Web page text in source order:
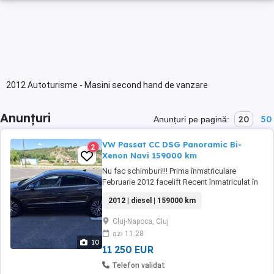
2012 Autoturisme - Masini second hand de vanzare
Anunțuri Anunțuri pe pagină: 20 50
10
2
VW Passat CC DSG Panoramic Bi-
Xenon Navi 159000 km
Nu fac schimburi!!! Prima înmatriculare
Februarie 2012 facelift Recent înmatriculat în
Distribuţia schimbată la113000 km Cutie
viteză automată DSG Navigaţie mare color
Pilot automat Computer bord
Dubluclimatronic Trapă panoramică Sign
assist (citeşte semnele ...
2012 | diesel | 159000 km
Cluj-Napoca, Cluj
azi 11:28
11 250 EUR
Telefon validat